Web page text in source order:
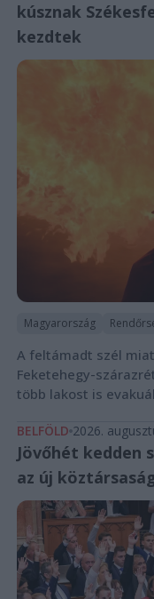
kúsznak
kezdtek
Magyarország
A feltámadt szél
Feketehegy-
több lakost is
BELFÖLD 2026.
Jövőhét kedden
az új